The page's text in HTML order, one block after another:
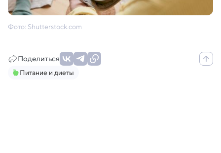
Фото: Shutterstock.com
Поделиться
Питание и диеты